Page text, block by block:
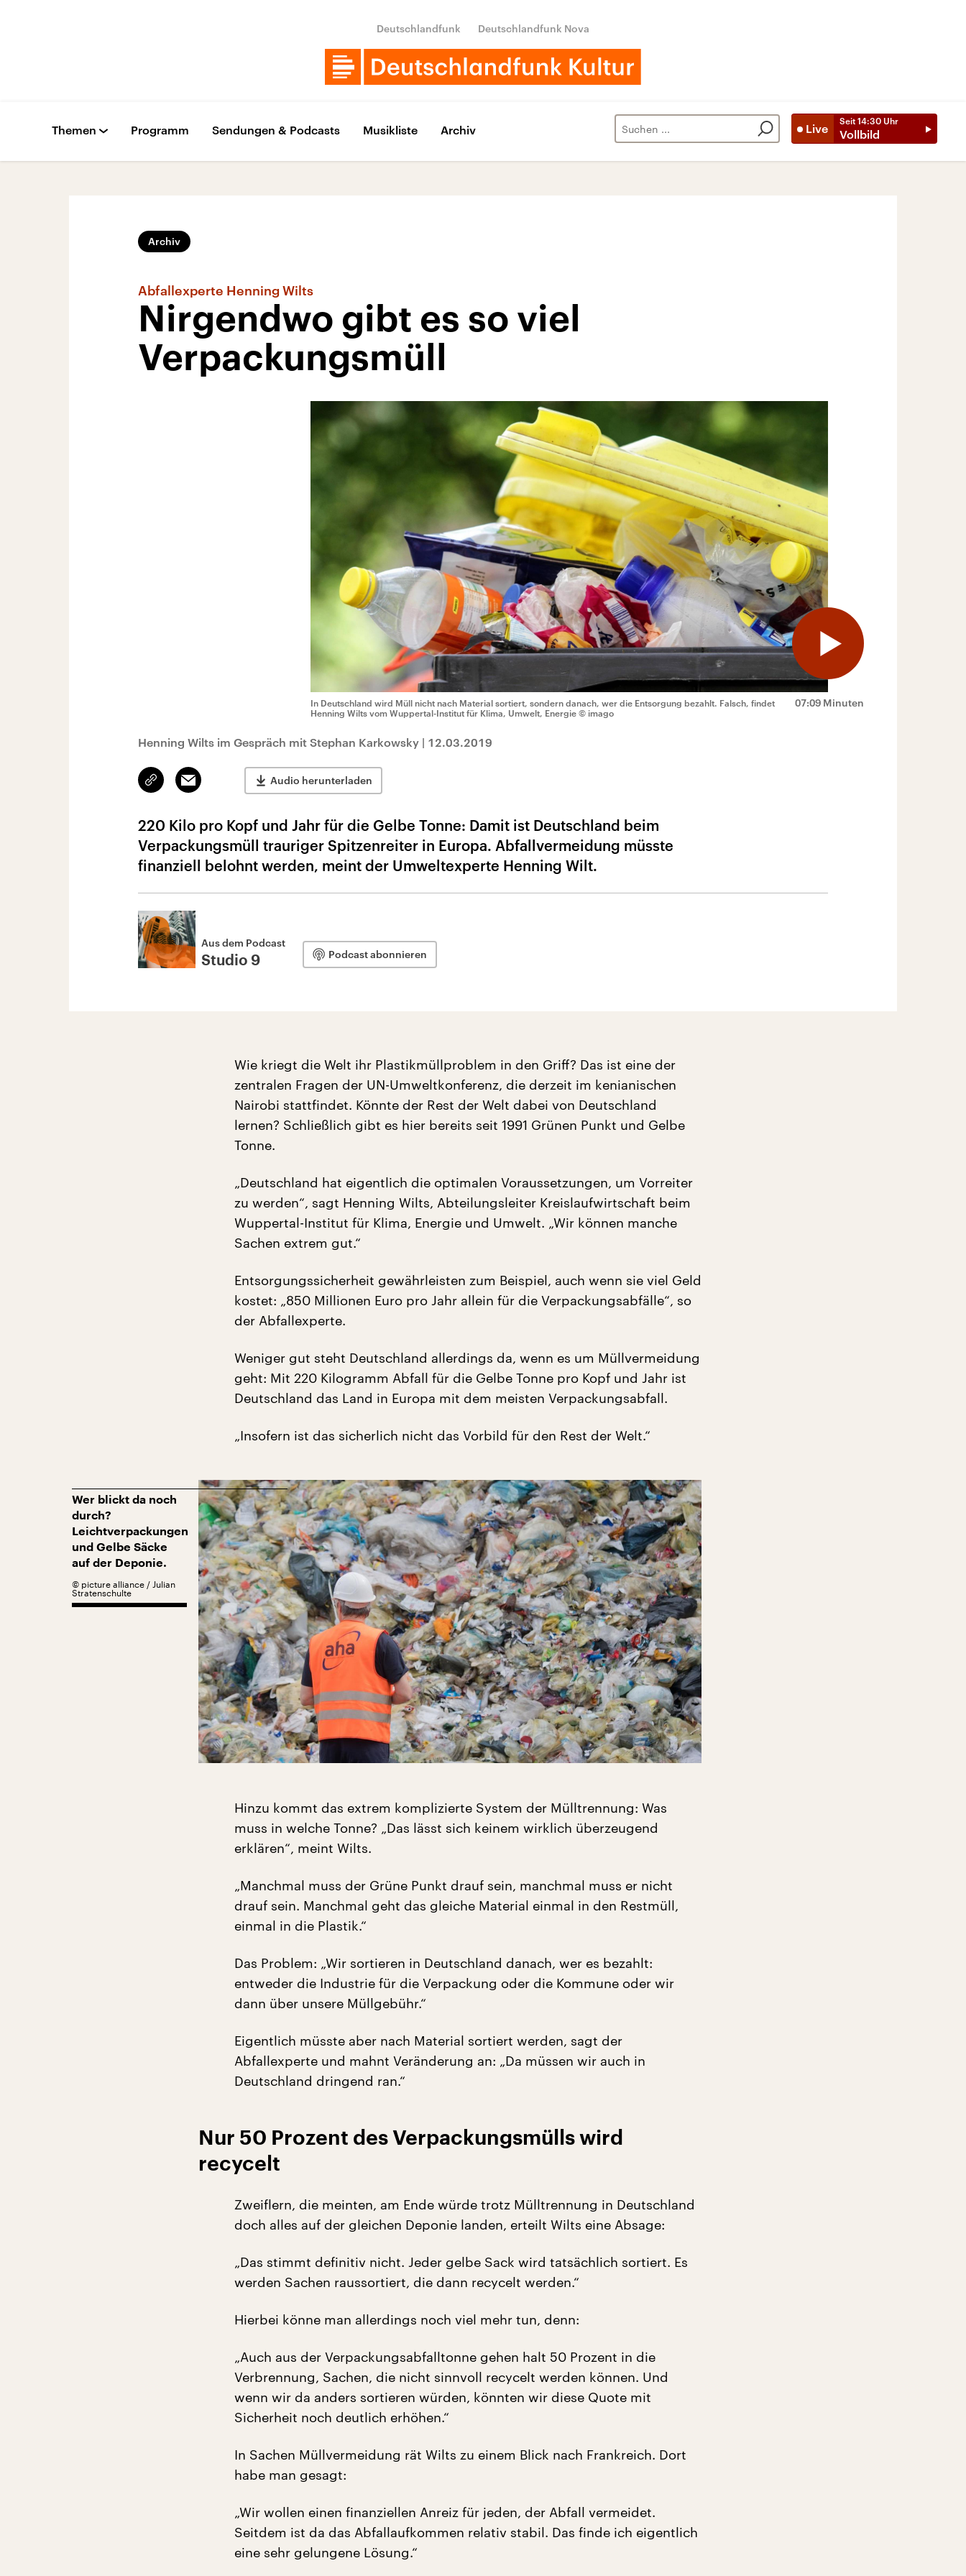
Deutschlandfunk Deutschlandfunk Nova
Live
Seit 14:30 Uhr
Vollbild
Themen Programm Sendungen & Podcasts Musikliste Archiv
Archiv
Abfallexperte Henning Wilts
Nirgendwo gibt es so viel
Verpackungsmüll
07:09 Minuten
In Deutschland wird Müll nicht nach Material sortiert, sondern danach, wer die Entsorgung bezahlt. Falsch, findet
Henning Wilts vom Wuppertal-Institut für Klima, Umwelt, Energie © imago
Henning Wilts im Gespräch mit Stephan Karkowsky | 12.03.2019
Link
kopieren/teilen
Email Audio herunterladen
220 Kilo pro Kopf und Jahr für die Gelbe Tonne: Damit ist Deutschland beim
Verpackungsmüll trauriger Spitzenreiter in Europa. Abfallvermeidung müsste
finanziell belohnt werden, meint der Umweltexperte Henning Wilt.
Aus dem Podcast
Studio 9 Podcast abonnieren
Wie kriegt die Welt ihr Plastikmüllproblem in den Griff? Das ist eine der
zentralen Fragen der UN-Umweltkonferenz, die derzeit im kenianischen
Nairobi stattfindet. Könnte der Rest der Welt dabei von Deutschland
lernen? Schließlich gibt es hier bereits seit 1991 Grünen Punkt und Gelbe
Tonne.
„Deutschland hat eigentlich die optimalen Voraussetzungen, um Vorreiter
zu werden“, sagt Henning Wilts, Abteilungsleiter Kreislaufwirtschaft beim
Wuppertal-Institut für Klima, Energie und Umwelt. „Wir können manche
Sachen extrem gut.“
Entsorgungssicherheit gewährleisten zum Beispiel, auch wenn sie viel Geld
kostet: „850 Millionen Euro pro Jahr allein für die Verpackungsabfälle“, so
der Abfallexperte.
Weniger gut steht Deutschland allerdings da, wenn es um Müllvermeidung
geht: Mit 220 Kilogramm Abfall für die Gelbe Tonne pro Kopf und Jahr ist
Deutschland das Land in Europa mit dem meisten Verpackungsabfall.
„Insofern ist das sicherlich nicht das Vorbild für den Rest der Welt.“
Wer blickt da noch
durch?
Leichtverpackungen
und Gelbe Säcke
auf der Deponie.
© picture alliance / Julian
Stratenschulte
Hinzu kommt das extrem komplizierte System der Mülltrennung: Was
muss in welche Tonne? „Das lässt sich keinem wirklich überzeugend
erklären“, meint Wilts.
„Manchmal muss der Grüne Punkt drauf sein, manchmal muss er nicht
drauf sein. Manchmal geht das gleiche Material einmal in den Restmüll,
einmal in die Plastik.“
Das Problem: „Wir sortieren in Deutschland danach, wer es bezahlt:
entweder die Industrie für die Verpackung oder die Kommune oder wir
dann über unsere Müllgebühr.“
Eigentlich müsste aber nach Material sortiert werden, sagt der
Abfallexperte und mahnt Veränderung an: „Da müssen wir auch in
Deutschland dringend ran.“
Nur 50 Prozent des Verpackungsmülls wird
recycelt
Zweiflern, die meinten, am Ende würde trotz Mülltrennung in Deutschland
doch alles auf der gleichen Deponie landen, erteilt Wilts eine Absage:
„Das stimmt definitiv nicht. Jeder gelbe Sack wird tatsächlich sortiert. Es
werden Sachen raussortiert, die dann recycelt werden.“
Hierbei könne man allerdings noch viel mehr tun, denn:
„Auch aus der Verpackungsabfalltonne gehen halt 50 Prozent in die
Verbrennung, Sachen, die nicht sinnvoll recycelt werden können. Und
wenn wir da anders sortieren würden, könnten wir diese Quote mit
Sicherheit noch deutlich erhöhen.“
In Sachen Müllvermeidung rät Wilts zu einem Blick nach Frankreich. Dort
habe man gesagt:
„Wir wollen einen finanziellen Anreiz für jeden, der Abfall vermeidet.
Seitdem ist da das Abfallaufkommen relativ stabil. Das finde ich eigentlich
eine sehr gelungene Lösung.“